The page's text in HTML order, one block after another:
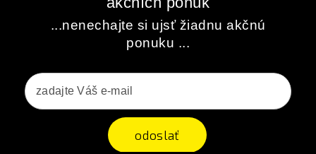
...nenechajte si ujsť žiadnu akčnú
ponuku ...
odoslať